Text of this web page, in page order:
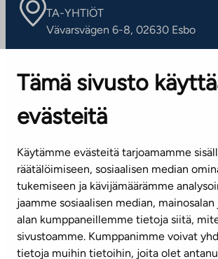
Tämä sivusto
evästeitä
Käytämme evästeitä tarjoamamme
räätälöimiseen, sosiaalisen median
tukemiseen ja kävijämäärämme
jaamme sosiaalisen median,
alan kumppaneillemme tietoja siitä,
sivustoamme. Kumppanimme voivat
tietoja muihin tietoihin, joita olet
TA-YHTIÖT
Vävarsvägen 6-8, 02630 Esbo
Kontaktinformation
KUNDSERVICE
(vardagar kl. 8–16)
info@ta.fi
Nyhetsbrev (på finska)